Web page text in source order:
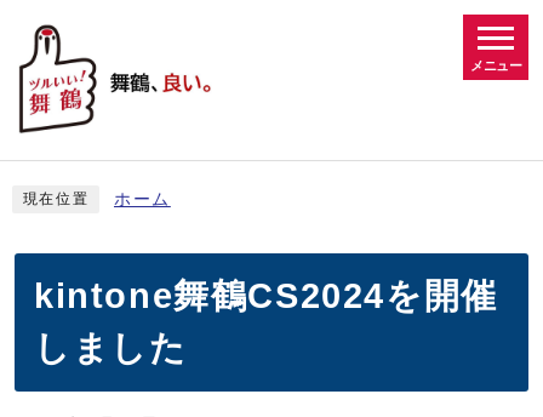
メニュー
現在位置 ホーム
kintone舞鶴CS2024を開催
しました